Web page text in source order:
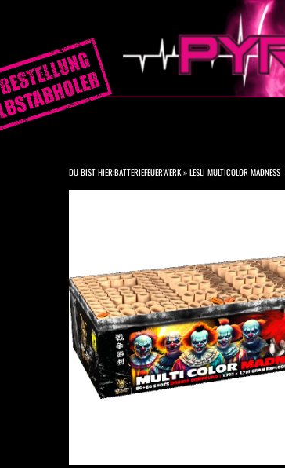
DU BIST HIER:BATTERIEFEUERWERK»LESLI MULTICOLOR MADNESS